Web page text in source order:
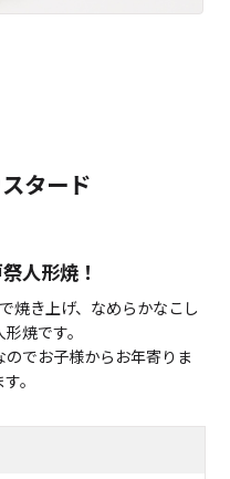
タード
人形焼！
焼き上げ、なめらかなこし
焼です。
でお子様からお年寄りま
。